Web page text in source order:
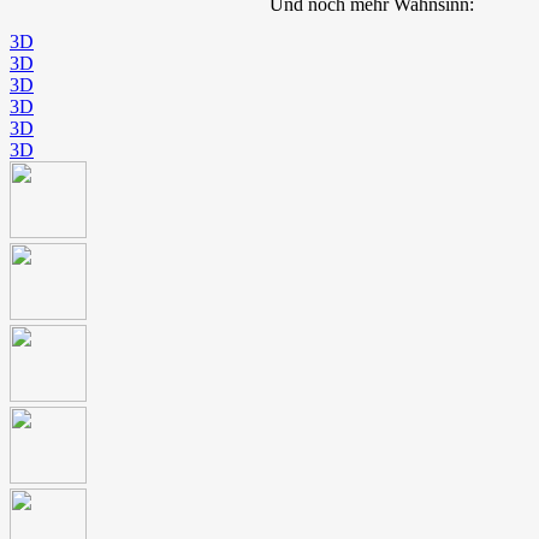
3D
3D
3D
3D
3D
3D
Und noch mehr Wahnsinn: